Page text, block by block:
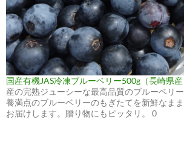
国産有機JAS冷凍ブルーベリー500g（長崎県
産の完熟ジューシーな最高品質のブルーベリ
養満点のブルーベリーのもぎたてを新鮮なま
お届けします。贈り物にもピッタリ。 0